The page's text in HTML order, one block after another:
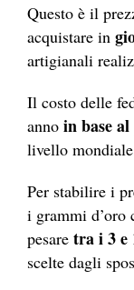
Questo è il
acquistare in
artigianali
Il costo delle
anno in base
livello
Per stabilire i
i grammi d’oro
pesare tra i 3 e
scelte dagli